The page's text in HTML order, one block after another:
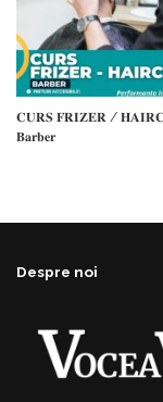
𝐂𝐔𝐑𝐒 𝐅𝐑𝐈𝐙𝐄𝐑 /
𝐁𝐚𝐫𝐛𝐞𝐫
Despre noi